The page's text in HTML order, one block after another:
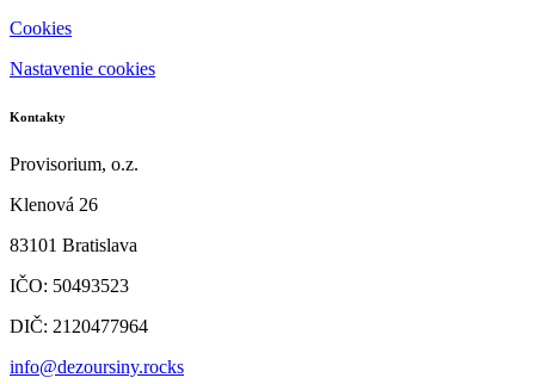
Cookies
Nastavenie cookies
Kontakty
Provisorium, o.z.
Klenová 26
83101 Bratislava
IČO: 50493523
DIČ: 2120477964
info@dezoursiny.rocks